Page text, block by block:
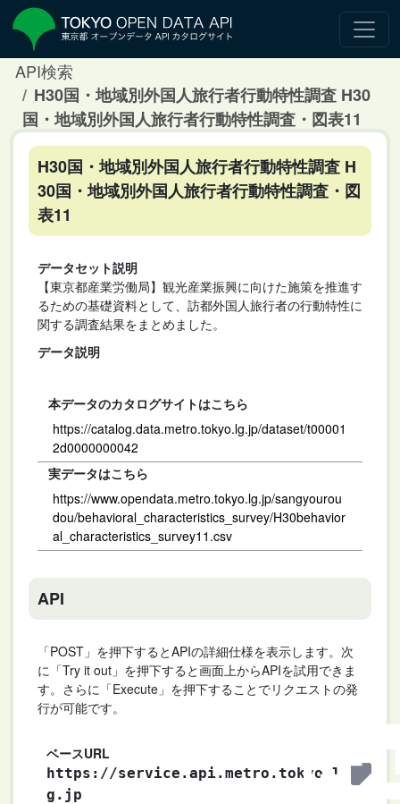
API検索
H30国・地域別外国人旅行者行動特性調査 H30
国・地域別外国人旅行者行動特性調査・図表11
H30国・地域別外国人旅行者行動特性調査 H
30国・地域別外国人旅行者行動特性調査・図
表11
データセット説明
【東京都産業労働局】観光産業振興に向けた施策を推進す
るための基礎資料として、訪都外国人旅行者の行動特性に
関する調査結果をまとめました。
データ説明
本データのカタログサイトはこちら
https://catalog.data.metro.tokyo.lg.jp/dataset/t00001
2d0000000042
実データはこちら
https://www.opendata.metro.tokyo.lg.jp/sangyourou
dou/behavioral_characteristics_survey/H30behavior
al_characteristics_survey11.csv
API
「POST」を押下するとAPIの詳細仕様を表示します。次
に「Try it out」を押下すると画面上からAPIを試用できま
す。さらに「Execute」を押下することでリクエストの発
行が可能です。
ベースURL
https://service.api.metro.tokyo.l
g.jp